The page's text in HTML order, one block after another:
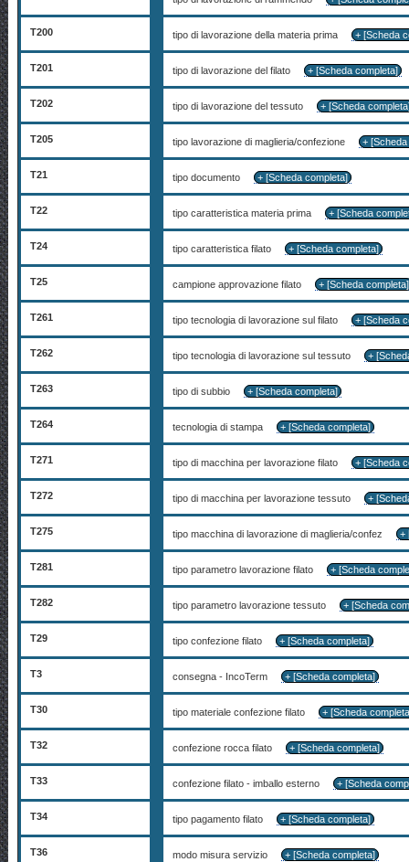
T200 tipo di lavorazione della materia prima + [Scheda
T201 tipo di lavorazione del filato + [Scheda completa]
T202 tipo di lavorazione del tessuto + [Scheda
T205 tipo lavorazione di maglieria/confezione +
T21 tipo documento + [Scheda completa]
T22 tipo caratteristica materia prima + [Scheda
T24 tipo caratteristica filato + [Scheda completa]
T25 campione approvazione filato + [Scheda
T261 tipo tecnologia di lavorazione sul filato + [Scheda
T262 tipo tecnologia di lavorazione sul tessuto +
T263 tipo di subbio + [Scheda completa]
T264 tecnologia di stampa + [Scheda completa]
T271 tipo di macchina per lavorazione filato + [Scheda
T272 tipo di macchina per lavorazione tessuto +
T275 tipo macchina di lavorazione di maglieria/confez +
T281 tipo parametro lavorazione filato + [Scheda
T282 tipo parametro lavorazione tessuto + [Scheda
T29 tipo confezione filato + [Scheda completa]
T3 consegna - IncoTerm + [Scheda completa]
T30 tipo materiale confezione filato + [Scheda
T32 confezione rocca filato + [Scheda completa]
T33 confezione filato - imballo esterno + [Scheda
T34 tipo pagamento filato + [Scheda completa]
T36 modo misura servizio + [Scheda completa]